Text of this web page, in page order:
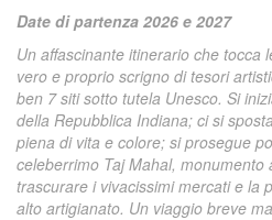
Date di partenza 2026 e 2027
Un affascinante itinerario che tocca
vero e proprio scrigno di tesori
ben 7 siti sotto tutela Unesco. Si
della Repubblica Indiana; ci si
piena di vita e colore; si prosegue
celeberrimo Taj Mahal, monumento
trascurare i vivacissimi mercati e la
alto artigianato. Un viaggio breve